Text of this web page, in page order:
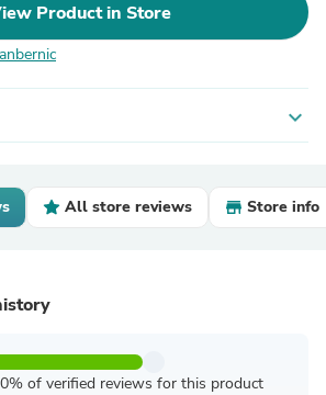
Product in Store
anbernic
expand_more
All store reviews Store info
of verified reviews for this product